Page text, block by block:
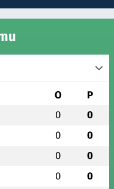
O P
0 0
0 0
0 0
0 0